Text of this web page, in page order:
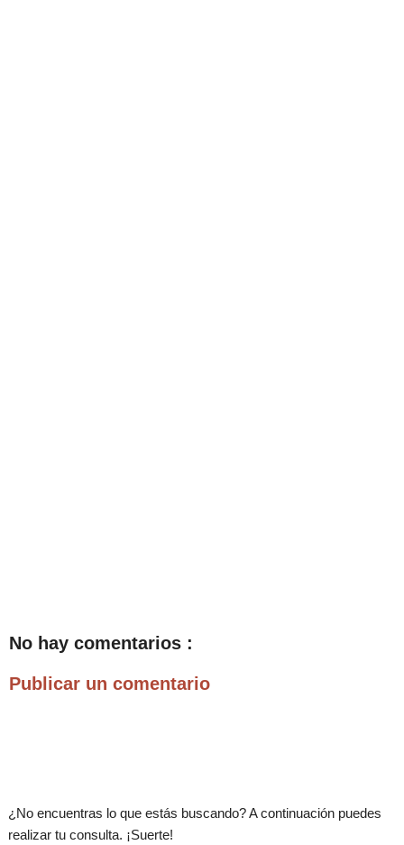
No hay comentarios :
Publicar un comentario
¿No encuentras lo que estás buscando? A continuación puedes
realizar tu consulta. ¡Suerte!